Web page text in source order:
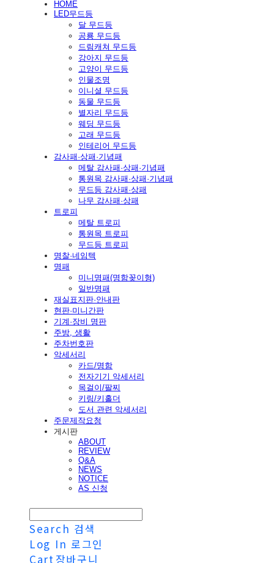
HOME
LED무드등
달 무드등
공룡 무드등
드림캐쳐 무드등
강아지 무드등
고양이 무드등
인물조명
이니셜 무드등
동물 무드등
별자리 무드등
웨딩 무드등
고래 무드등
인테리어 무드등
감사패·상패·기념패
메탈 감사패·상패·기념패
통원목 감사패·상패·기념패
무드등 감사패·상패
나무 감사패·상패
트로피
메탈 트로피
통원목 트로피
무드등 트로피
명찰·네임텍
명패
미니명패(명함꽂이형)
일반명패
재실표지판·안내판
현판·미니간판
기계·장비 명판
주방, 생활
주차번호판
악세서리
카드/명함
전자기기 악세서리
목걸이/팔찌
키링/키홀더
도서 관련 악세서리
주문제작요청
게시판
ABOUT
REVIEW
Q&A
NEWS
NOTICE
AS 신청
Search 검색
Log In 로그인
Cart 장바구니